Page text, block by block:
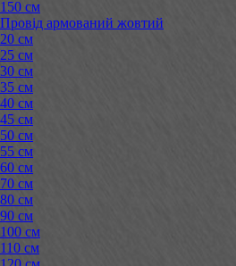
150 см
Провід армований жовтий
20 см
25 см
30 см
35 см
40 см
45 см
50 см
55 см
60 см
70 см
80 см
90 см
100 см
110 см